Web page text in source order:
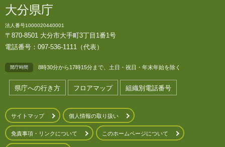
大分県庁
法人番号1000020440001
〒870-8501 大分市大手町3丁目1番1号
電話番号：097-536-1111（代表）
開庁時間 8時30分から17時15分まで、土日・祝日・年末年始を除く
県庁への行き方 フロアマップ 組織別電話番号
サイトマップ 個人情報の取り扱い
免責事項・リンクについて このホームページについて